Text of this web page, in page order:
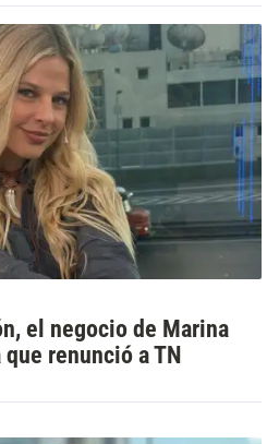
el negocio de Marina
renunció a TN